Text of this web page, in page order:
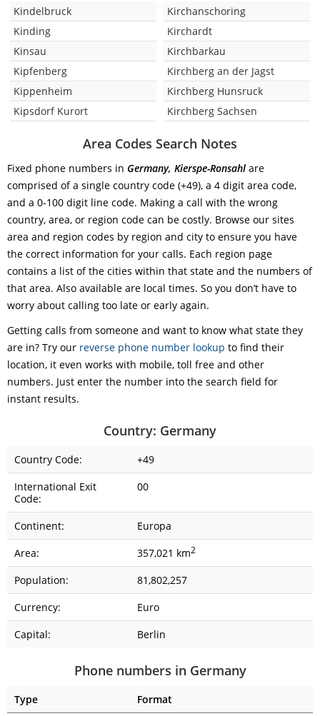
Kindelbruck
Kinding
Kinsau
Kipfenberg
Kippenheim
Kipsdorf Kurort
Kirchanschoring
Kirchardt
Kirchbarkau
Kirchberg an der Jagst
Kirchberg Hunsruck
Kirchberg Sachsen
Area Codes Search Notes
Fixed phone numbers in Germany, Kierspe-Ronsahl are
comprised of a single country code (+49), a 4 digit area code,
and a 0-100 digit line code. Making a call with the wrong
country, area, or region code can be costly. Browse our sites
area and region codes by region and city to ensure you have
the correct information for your calls. Each region page
contains a list of the cities within that state and the numbers of
that area. Also available are local times. So you don’t have to
worry about calling too late or early again.
Getting calls from someone and want to know what state they
are in? Try our reverse phone number lookup to find their
location, it even works with mobile, toll free and other
numbers. Just enter the number into the search field for
instant results.
Country: Germany
Country Code:
+49
International Exit
Code:
00
Continent:
Europa
Area:
357,021 km2
Population:
81,802,257
Currency:
Euro
Capital:
Berlin
Phone numbers in Germany
Type
Format